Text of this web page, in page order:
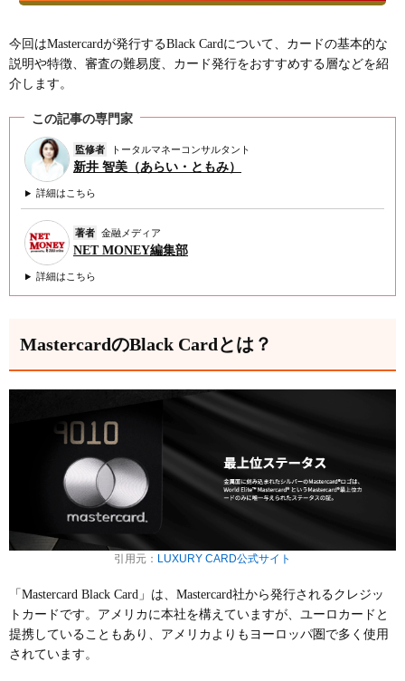
今回はMastercardが発行するBlack Cardについて、カードの基本的な
説明や特徴、審査の難易度、カード発行をおすすめする層などを紹
介します。
この記事の専門家
監修者 トータルマネーコンサルタント
新井 智美（あらい・ともみ）
詳細はこちら
著者 金融メディア
NET MONEY編集部
詳細はこちら
MastercardのBlack Cardとは？
引用元： LUXURY CARD公式サイト
「Mastercard Black Card」は、Mastercard社から発行されるクレジッ
トカードです。アメリカに本社を構えていますが、ユーロカードと
提携していることもあり、アメリカよりもヨーロッパ圏で多く使用
されています。